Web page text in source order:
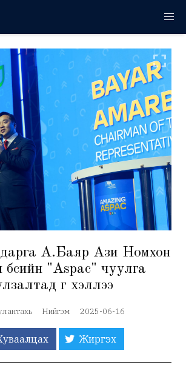
А.Баяр Ази Номхон
бүсийн "Aspac" чуулга
үг хэллээ
Нийгэм 2025-06-16
Жиргэх